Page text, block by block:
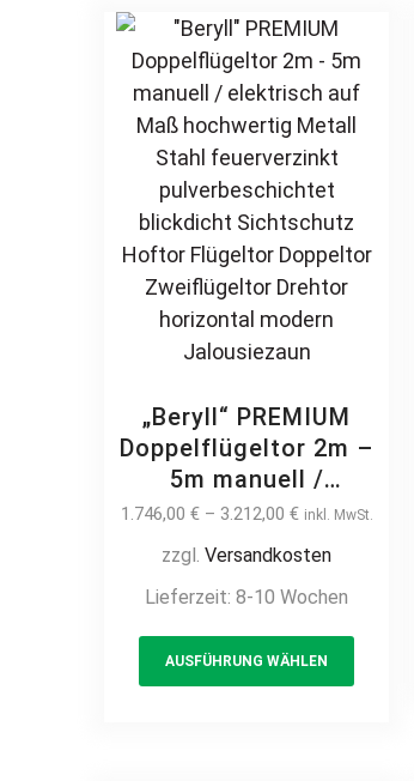
Zierzaun Zierspitzen
günstig
may
be
chosen
page
„Beryll“ PREMIUM
Doppelflügeltor 2m –
5m manuell /
elektrisch auf Maß
hochwertig Metall
Stahl feuerverzinkt
pulverbeschichtet
blickdicht
Sichtschutz Hoftor
1.746,00 €– 3.212,00 € inkl. MwSt.
zzgl. Versandkosten
Lieferzeit: 8-10 Wochen
AUSFÜHRUNG WÄHLEN
This